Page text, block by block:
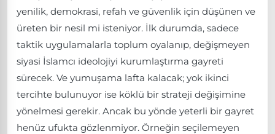
yenilik, demokrasi, refah ve güvenlik için düşünen ve
üreten bir nesil mi isteniyor. İlk durumda, sadece
taktik uygulamalarla toplum oyalanıp, değişmeyen
siyasi İslamcı ideolojiyi kurumlaştırma gayreti
sürecek. Ve yumuşama lafta kalacak; yok ikinci
tercihte bulunuyor ise köklü bir strateji değişimine
yönelmesi gerekir. Ancak bu yönde yeterli bir gayret
henüz ufukta gözlenmiyor. Örneğin seçilemeyen